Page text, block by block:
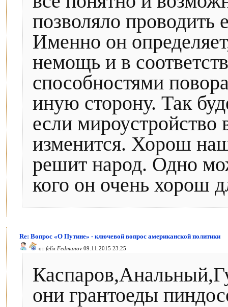
позволяло проводить
Именно он
немощь и в
способностями
иную сторону. Так
если мироустройство
изменится. Хорош
решит народ. Одно
кого он очень хорош
Re: Вопрос «О Путине» - ключевой вопрос американской политики
от felix Fedmunov 09.11.2015 23:25
они грантоеды